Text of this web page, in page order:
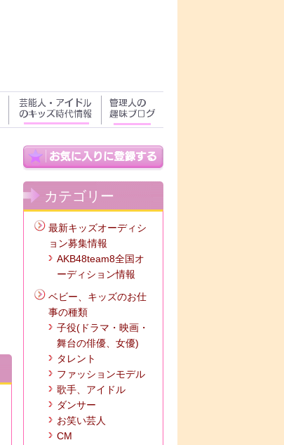
カテゴリー
最新キッズオーディシ
ョン募集情報
AKB48team8全国オ
ーディション情報
ベビー、キッズのお仕
事の種類
子役(ドラマ・映画・
舞台の俳優、女優)
タレント
ファッションモデル
歌手、アイドル
ダンサー
お笑い芸人
CM